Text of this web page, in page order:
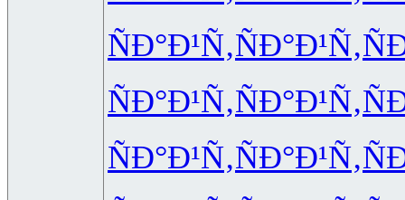
ÑÐ°Ð¹Ñ‚ÑÐ°Ð¹Ñ‚
ÑÐ°Ð¹Ñ‚ÑÐ°Ð¹Ñ‚
ÑÐ°Ð¹Ñ‚ÑÐ°Ð¹Ñ‚